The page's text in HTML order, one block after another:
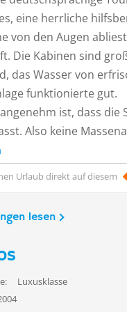
eine herrliche
von den Augen
Die Kabinen sind
das Wasser von
funktionierte gut.
ist, dass die
Also keine
Urlaub direkt auf diesem
lesen
Luxusklasse